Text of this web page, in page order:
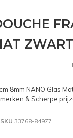
8mm NANO Glas
& Scherpe
SKU 33768-84977